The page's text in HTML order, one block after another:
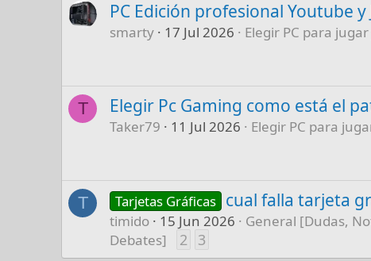
PC Edición profesional Youtube y
smarty 17 Jul 2026 Elegir PC para
T Elegir Pc Gaming como está el
Taker79 11 Jul 2026 Elegir PC para
T Tarjetas Gráficas cual falla tarjeta
timido 15 Jun 2026
General [Dudas,
Debates]
2 3